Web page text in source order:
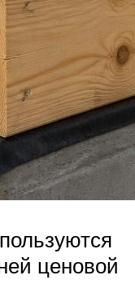
ценовой